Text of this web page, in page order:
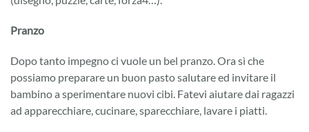
Pranzo
Dopo tanto impegno ci vuole un bel pranzo. Ora sì che
possiamo preparare un buon pasto salutare ed invitare il
bambino a sperimentare nuovi cibi. Fatevi aiutare dai ragazzi
ad apparecchiare, cucinare, sparecchiare, lavare i piatti.